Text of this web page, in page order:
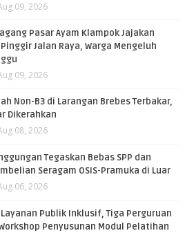
09, 2026
Pasar Ayam Klampok Jajakan
Jalan Raya, Warga Mengeluh
09, 2026
Non-B3 di Larangan Brebes Terbakar,
Dikerahkan
08, 2026
Tegaskan Bebas SPP dan
Seragam OSIS-Pramuka di Luar
06, 2026
Publik Inklusif, Tiga Perguruan
Penyusunan Modul Pelatihan